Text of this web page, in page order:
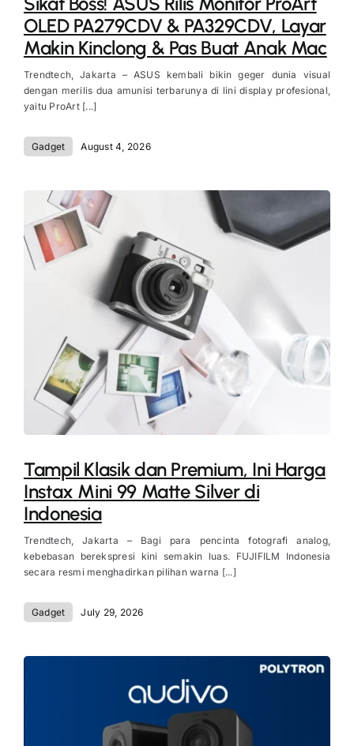
OLED PA279CDV & PA329CDV, Layar
Makin Kinclong & Pas Buat Anak Mac
Trendtech, Jakarta – ASUS kembali bikin geger dunia visual
dengan merilis dua amunisi terbarunya di lini display profesional,
yaitu ProArt [...]
Gadget August 4, 2026
Tampil Klasik dan Premium, Ini Harga
Instax Mini 99 Matte Silver di
Indonesia
Trendtech, Jakarta – Bagi para pencinta fotografi analog,
kebebasan berekspresi kini semakin luas. FUJIFILM Indonesia
secara resmi menghadirkan pilihan warna [...]
Gadget July 29, 2026